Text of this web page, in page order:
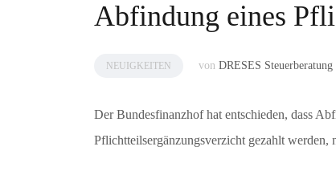
Abfindung eines
NEUIGKEITEN von DRESES Steuerberatung
Der Bundesfinanzhof hat entschieden, dass
Pflichtteilsergänzungsverzicht gezahlt